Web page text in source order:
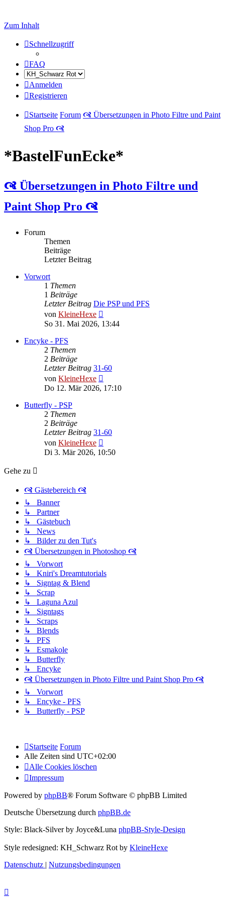
Zum Inhalt
Schnellzugriff
FAQ
Anmelden
Registrieren
Startseite Forum 🙧 Übersetzungen in Photo Filtre und Paint
Shop Pro 🙧
*BastelFunEcke*
🙧 Übersetzungen in Photo Filtre und
Paint Shop Pro 🙧
Forum
Themen
Beiträge
Letzter Beitrag
Vorwort
1 Themen
1 Beiträge
Letzter Beitrag Die PSP und PFS
von KleineHexe
Beitrag
So 31. Mai 2026, 13:44
Encyke - PFS
2 Themen
2 Beiträge
Letzter Beitrag 31-60
von KleineHexe
Beitrag
Do 12. Mär 2026, 17:10
Butterfly - PSP
2 Themen
2 Beiträge
Letzter Beitrag 31-60
von KleineHexe
Beitrag
Di 3. Mär 2026, 10:50
Gehe zu
🙧 Gästebereich 🙧
↳ Banner
↳ Partner
↳ Gästebuch
↳ News
↳ Bilder zu den Tut's
🙧 Übersetzungen in Photoshop 🙧
↳ Vorwort
↳ Kniri's Dreamtutorials
↳ Signtag & Blend
↳ Scrap
↳ Laguna Azul
↳ Signtags
↳ Scraps
↳ Blends
↳ PFS
↳ Esmakole
↳ Butterfly
↳ Encyke
🙧 Übersetzungen in Photo Filtre und Paint Shop Pro 🙧
↳ Vorwort
↳ Encyke - PFS
↳ Butterfly - PSP
Startseite Forum
Alle Zeiten sind UTC+02:00
Alle Cookies löschen
Impressum
Powered by phpBB® Forum Software © phpBB Limited
Deutsche Übersetzung durch phpBB.de
Style: Black-Silver by Joyce&Luna phpBB-Style-Design
Style redesigned: KH_Schwarz Rot by KleineHexe
Datenschutz | Nutzungsbedingungen